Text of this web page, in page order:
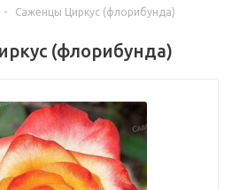
- Саженцы Циркус (флорибунда)
(флорибунда)